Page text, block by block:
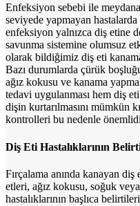
Enfeksiyon sebebi ile
seviyede yapmayan
enfeksiyon yalnızca diş etine
savunma sistemine olumsuz
olarak bildiğimiz diş eti
Bazı durumlarda çürük
ağız kokusu ve kanama
tedavi uygulanması hem diş
dişin kurtarılmasını mümkün
kontrolleri bu nedenle
Diş Eti Hastalıklarının
Fırçalama anında kanayan
etleri, ağız kokusu, soğuk veya
hastalıklarının başlıca